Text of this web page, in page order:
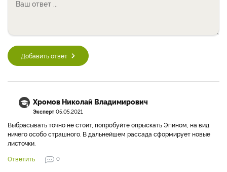
Добавить ответ
Хромов Николай Владимирович
Эксперт 05.05.2021
Выбрасывать точно не стоит, попробуйте опрыскать Эпином, на вид
ничего особо страшного. В дальнейшем рассада сформирует новые
листочки.
Ответить
0